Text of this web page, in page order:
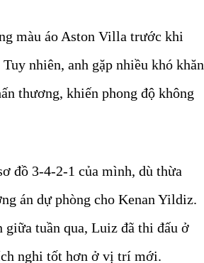
màu áo Aston Villa trước khi
nhiên, anh gặp nhiều khó khăn
thương, khiến phong độ không
đồ 3-4-2-1 của mình, dù thừa
án dự phòng cho Kenan Yildiz.
giữa tuần qua, Luiz đã thi đấu ở
nghi tốt hơn ở vị trí mới.